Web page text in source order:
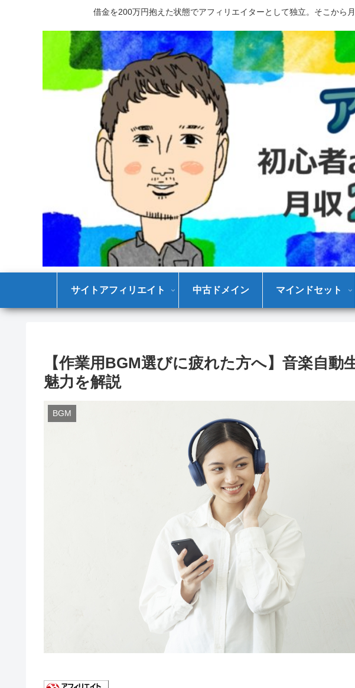
借金を200万円抱えた状態でアフィリエイターとして独立。そこから
サイトアフィリエイト 中古ドメイン マインドセット
【作業用BGM選びに疲れた方へ】音楽自
魅力を解説
BGM